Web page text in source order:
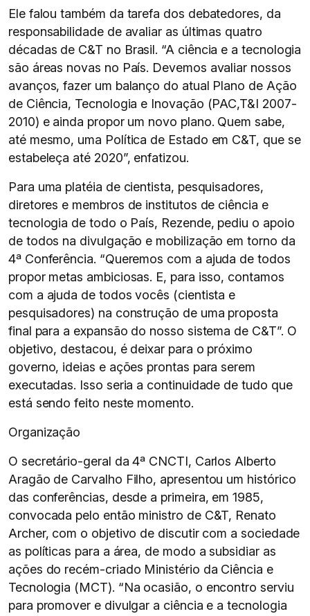
Ele falou também da tarefa dos debatedores, da
responsabilidade de avaliar as últimas quatro
décadas de C&T no Brasil. “A ciência e a tecnologia
são áreas novas no País. Devemos avaliar nossos
avanços, fazer um balanço do atual Plano de Ação
de Ciência, Tecnologia e Inovação (PAC,T&I 2007-
2010) e ainda propor um novo plano. Quem sabe,
até mesmo, uma Política de Estado em C&T, que se
estabeleça até 2020”, enfatizou.
Para uma platéia de cientista, pesquisadores,
diretores e membros de institutos de ciência e
tecnologia de todo o País, Rezende, pediu o apoio
de todos na divulgação e mobilização em torno da
4ª Conferência. “Queremos com a ajuda de todos
propor metas ambiciosas. E, para isso, contamos
com a ajuda de todos vocês (cientista e
pesquisadores) na construção de uma proposta
final para a expansão do nosso sistema de C&T”. O
objetivo, destacou, é deixar para o próximo
governo, ideias e ações prontas para serem
executadas. Isso seria a continuidade de tudo que
está sendo feito neste momento.
Organização
O secretário-geral da 4ª CNCTI, Carlos Alberto
Aragão de Carvalho Filho, apresentou um histórico
das conferências, desde a primeira, em 1985,
convocada pelo então ministro de C&T, Renato
Archer, com o objetivo de discutir com a sociedade
as políticas para a área, de modo a subsidiar as
ações do recém-criado Ministério da Ciência e
Tecnologia (MCT). “Na ocasião, o encontro serviu
para promover e divulgar a ciência e a tecnologia